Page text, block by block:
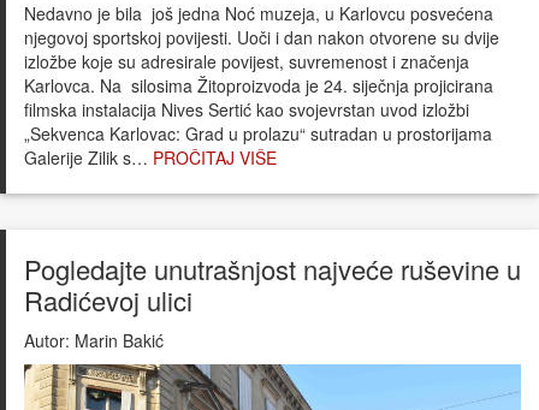
Nedavno je bila još jedna Noć muzeja, u Karlovcu posvećena
njegovoj sportskoj povijesti. Uoči i dan nakon otvorene su dvije
izložbe koje su adresirale povijest, suvremenost i značenja
Karlovca. Na silosima Žitoproizvoda je 24. siječnja projicirana
filmska instalacija Nives Sertić kao svojevrstan uvod izložbi
„Sekvenca Karlovac: Grad u prolazu“ sutradan u prostorijama
Galerije Zilik s… PROČITAJ VIŠE
Pogledajte unutrašnjost najveće ruševine u
Radićevoj ulici
Autor: Marin Bakić